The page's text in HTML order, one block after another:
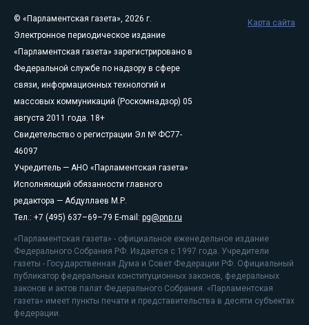
© «Парламентская газета», 2026 г.
Электронное периодическое издание
«Парламентская газета» зарегистрировано в
Федеральной службе по надзору в сфере
связи, информационных технологий и
массовых коммуникаций (Роскомнадзор) 05
августа 2011 года. 18+
Свидетельство о регистрации Эл № ФС77-
46097
Учредитель — АНО «Парламентская газета»
Исполняющий обязанности главного
редактора — Абдуллаев М.Р.
Тел.: +7 (495) 637–69–79 E-mail: pg@pnp.ru
«Парламентская газета» - официальное еженедельное издание
Федерального Собрания РФ. Издается с 1997 года. Учредители
газеты - Государственная Дума и Совет Федерации РФ. Официальный
публикатор федеральных конституционных законов, федеральных
законов и актов палат Федерального Собрания. «Парламентская
газета» имеет пункты печати и представительства в десяти субъектах
федерации.
Карта сайта